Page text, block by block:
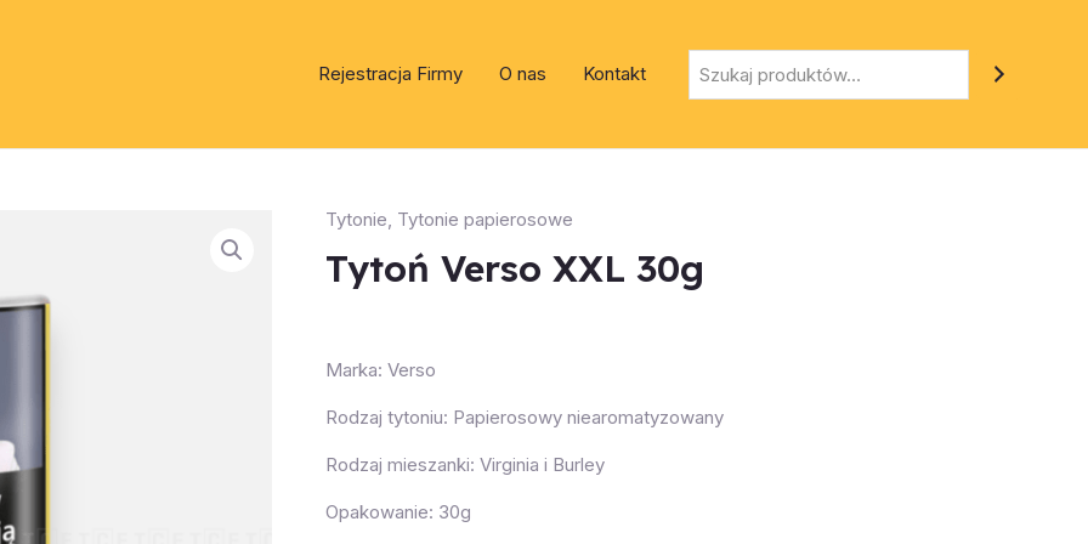
Rejestracja Firmy O nas Kontakt
Tytonie, Tytonie papierosowe
Tytoń Verso XXL 30g
Marka: Verso
Rodzaj tytoniu: Papierosowy niearomatyzowany
Rodzaj mieszanki: Virginia i Burley
Opakowanie: 30g